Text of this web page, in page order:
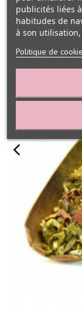
publicités liées
habitudes de
à son
Politique de